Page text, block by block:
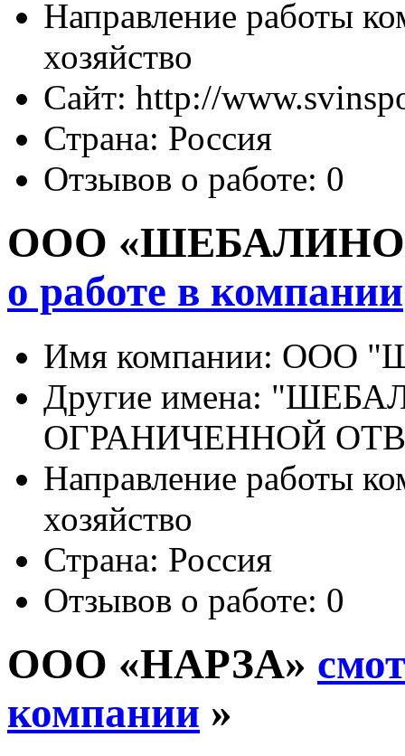
Направление работы
хозяйство
Сайт: http://
Страна: Россия
Отзывов о работе: 0
ООО
о работе в компании
Имя компании: ООО
Другие имена:
ОГРАНИЧЕННОЙ
Направление работы
хозяйство
Страна: Россия
Отзывов о работе: 0
ООО «НАРЗА»
компании »